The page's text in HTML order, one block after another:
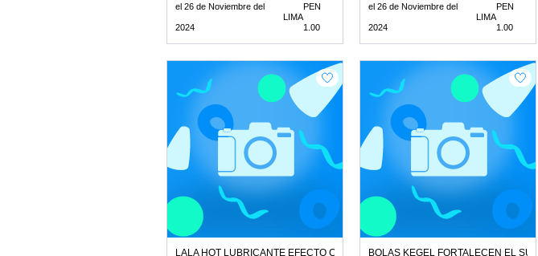
el 26 de Noviembre del
2024
LIMA
PEN
1.00
el 26 de Noviembre del
2024
LIMA
PEN
1.00
LALA HOT LUBRICANTE EFECTO CALOR SE ACTIVA AL SOPLAR
BOLAS KEGEL FORTALECEN EL